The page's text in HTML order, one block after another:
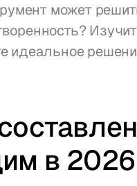
может
идеальное
в